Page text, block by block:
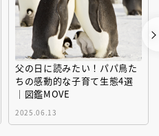
父の日に読みたい！パパ鳥た
ちの感動的な子育て生態4選
｜図鑑MOVE
2025.06.13